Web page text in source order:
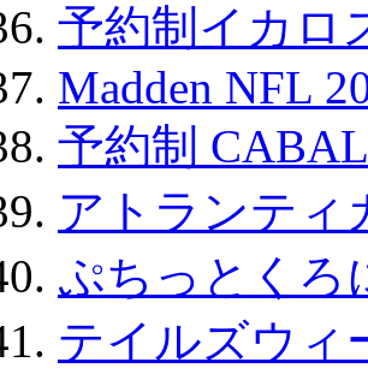
予約制イカロ
Madden NFL
予約制
アトランティ
ぷちっとくろ
テイルズウィ